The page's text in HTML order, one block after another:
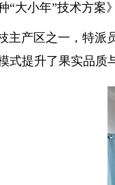
“大小年”技术方案
区之一，特派员
式提升了果实品质